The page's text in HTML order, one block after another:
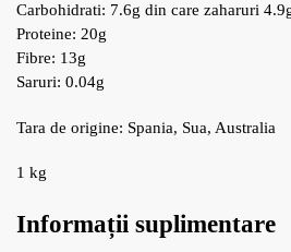
Carbohidrati: 7.6g din care zaharuri
Proteine: 20g
Fibre: 13g
Saruri: 0.04g
Tara de origine: Spania, Sua, Australia
1 kg
Informații suplimentare